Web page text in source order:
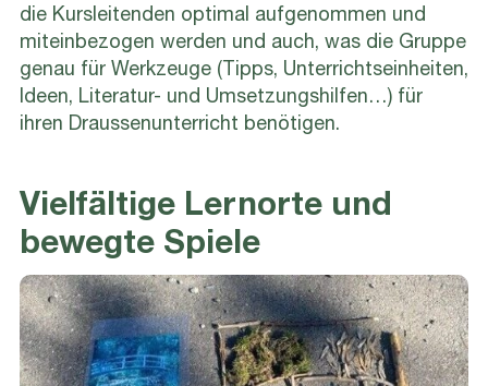
die Kursleitenden optimal aufgenommen und
miteinbezogen werden und auch, was die Gruppe
genau für Werkzeuge (Tipps, Unterrichtseinheiten,
Ideen, Literatur- und Umsetzungshilfen…) für
ihren Draussenunterricht benötigen.
Vielfältige Lernorte und
bewegte Spiele